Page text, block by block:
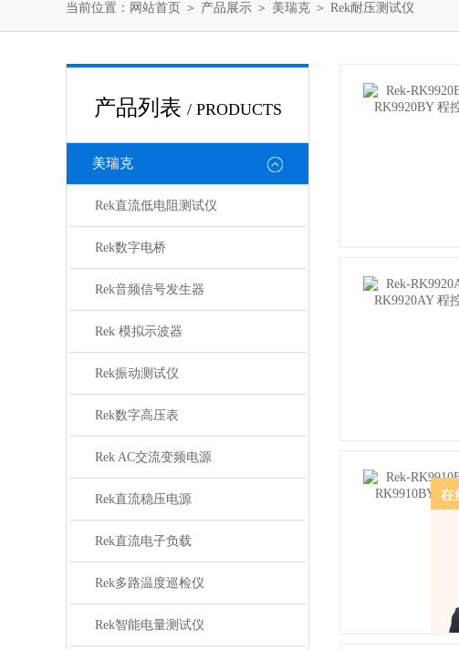
当前位置： 网站首页 ＞ 产品展示 ＞ 美瑞克 ＞ Rek耐压测试仪
产品列表 / PRODUCTS
美瑞克
Rek直流低电阻测试仪
Rek数字电桥
Rek音频信号发生器
Rek 模拟示波器
Rek振动测试仪
Rek数字高压表
Rek AC交流变频电源
Rek直流稳压电源
Rek直流电子负载
Rek多路温度巡检仪
Rek智能电量测试仪